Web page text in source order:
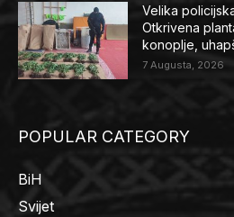
Velika
Otkrivena
konoplje,
7 Augusta, 2026
POPULAR CATEGORY
BiH
Svijet